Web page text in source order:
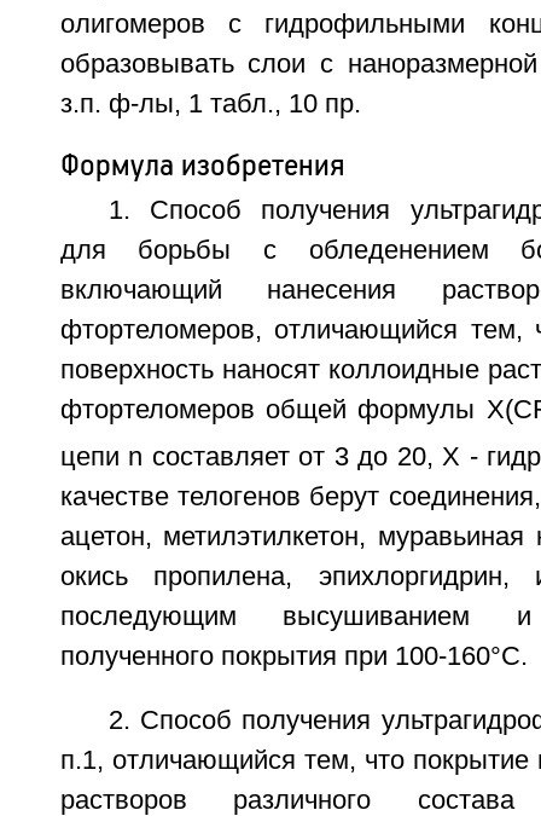
олигомеров с гидрофильными
образовывать слои с
з.п. ф-лы, 1 табл., 10 пр.
Формула изобретения
1. Способ получения
для борьбы с обледенением
включающий нанесения
фтортеломеров, отличающийся
поверхность наносят коллоидные
фтортеломеров общей формулы
цепи n составляет от 3 до 20, Х -
качестве телогенов берут
ацетон, метилэтилкетон, муравьиная
окись пропилена,
последующим высушиванием и
полученного покрытия при 100-160°C.
2. Способ получения
п.1, отличающийся тем, что покрытие
растворов различного